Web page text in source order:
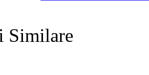
Similare